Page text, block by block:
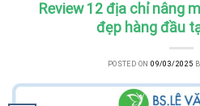
Review 12 địa chỉ nâng
đẹp hàng đầu
POSTED ON09/03/2025